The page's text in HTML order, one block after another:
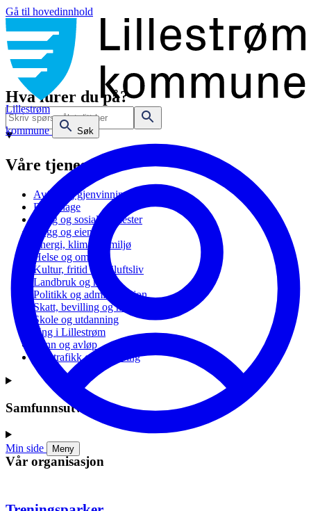
Gå til hovedinnhold
Lillestrøm
kommune
Søk
Min side Meny
Hva lurer du på?
Våre tjenester
Avfall og gjenvinning
Barnehage
Bolig og sosiale tjenester
Bygg og eiendom
Energi, klima og miljø
Helse og omsorg
Kultur, fritid og friluftsliv
Landbruk og natur
Politikk og administrasjon
Skatt, bevilling og næring
Skole og utdanning
Ung i Lillestrøm
Vann og avløp
Vei, trafikk og parkering
Samfunnsutvikling
Vår organisasjon